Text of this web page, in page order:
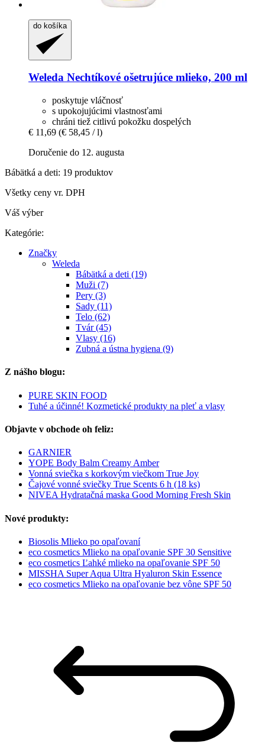
do košíka
Weleda Nechtíkové ošetrujúce mlieko, 200 ml
poskytuje vláčnosť
s upokojujúcimi vlastnosťami
chráni tiež citlivú pokožku dospelých
€ 11,69 (€ 58,45 / l)
Doručenie do 12. augusta
Bábätká a deti: 19 produktov
Všetky ceny vr. DPH
Váš výber
Kategórie:
Značky
Weleda
Bábätká a deti (19)
Muži (7)
Pery (3)
Sady (11)
Telo (62)
Tvár (45)
Vlasy (16)
Zubná a ústna hygiena (9)
Z nášho blogu:
PURE SKIN FOOD
Tuhé a účinné! Kozmetické produkty na pleť a vlasy
Objavte v obchode oh feliz:
GARNIER
YOPE Body Balm Creamy Amber
Vonná sviečka s korkovým viečkom True Joy
Čajové vonné sviečky True Scents 6 h (18 ks)
NIVEA Hydratačná maska Good Morning Fresh Skin
Nové produkty:
Biosolis Mlieko po opaľovaní
eco cosmetics Mlieko na opaľovanie SPF 30 Sensitive
eco cosmetics Ľahké mlieko na opaľovanie SPF 50
MISSHA Super Aqua Ultra Hyaluron Skin Essence
eco cosmetics Mlieko na opaľovanie bez vône SPF 50